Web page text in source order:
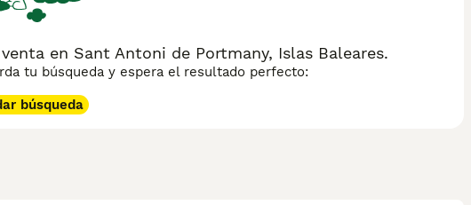
en Sant Antoni de Portmany, Islas Baleares.
tu búsqueda y espera el resultado perfecto:
búsqueda